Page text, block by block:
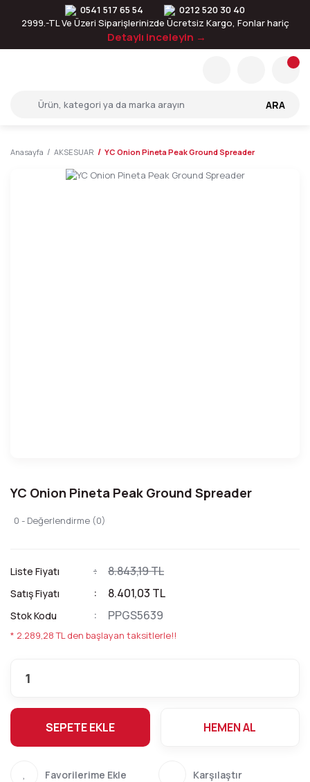
0541 517 65 54
0212 520 30 40
2999.-TL Ve Üzeri Siparişlerinizde Ücretsiz Kargo, Fonlar hariç
Detaylı inceleyin →
ARA
Anasayfa AKSESUAR YC Onion Pineta Peak Ground Spreader
YC Onion Pineta Peak Ground Spreader
0 - Değerlendirme (0)
Liste Fiyatı 8.843,19 TL
Satış Fiyatı 8.401,03 TL
Stok Kodu PPGS5639
* 2.289,28 TL den başlayan taksitlerle!!
SEPETE EKLE HEMEN AL
Karşılaştır